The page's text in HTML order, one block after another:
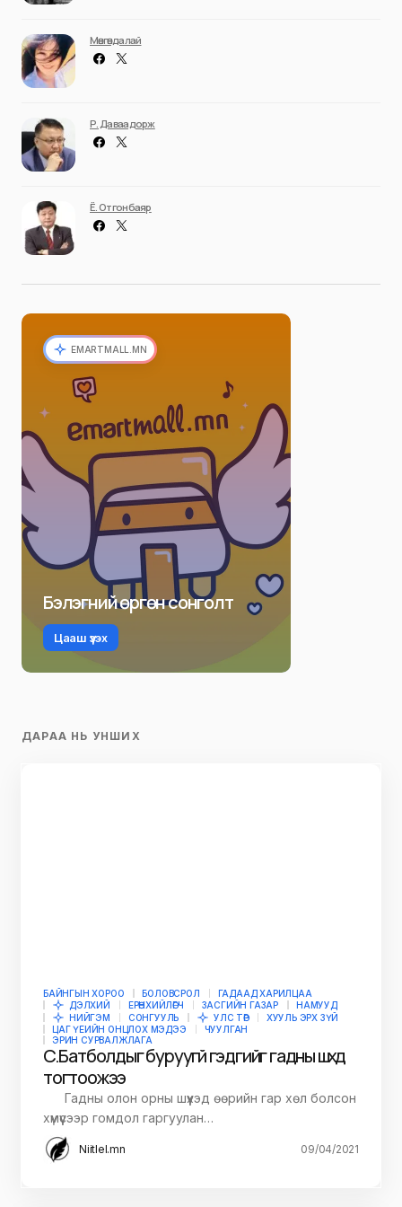
Мөнгөндалай
Р. Даваадорж
Ё. Отгонбаяр
EMARTMALL.MN
Бэлэгний өргөн сонголт
Цааш үзэх
ДАРАА НЬ УНШИХ
БАЙНГЫН ХОРОО БОЛОВСРОЛ
ГАДААД ХАРИЛЦАА
ДЭЛХИЙ
ЕРӨНХИЙЛӨГЧ ЗАСГИЙН ГАЗАР
НАМУУД
НИЙГЭМ
СОНГУУЛЬ УЛС ТӨР
ХУУЛЬ ЭРХ ЗҮЙ
ЦАГ ҮЕИЙН ОНЦЛОХ МЭДЭЭ
ЧУУЛГАН
ЭРИН СУРВАЛЖЛАГА
Сү.Батболдыг буруугүй гэдгийг гадны шүүхүүд
тогтоожээ
Гадны олон орны шүүхэд өөрийн гар хөл болсон
хүмүүсээр гомдол гаргуулан…
Niitlel.mn 09/04/2021